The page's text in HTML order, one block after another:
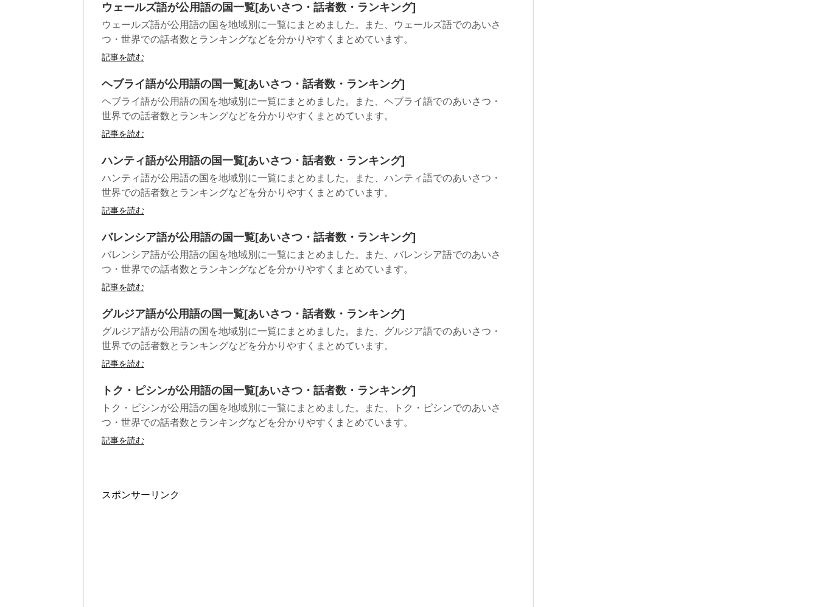
ウェールズ語が公用語の国一覧[あいさつ・話者数・ランキング]
ウェールズ語が公用語の国を地域別に一覧にまとめました。また、ウェールズ語でのあいさ
つ・世界での話者数とランキングなどを分かりやすくまとめています。
記事を読む
ヘブライ語が公用語の国一覧[あいさつ・話者数・ランキング]
ヘブライ語が公用語の国を地域別に一覧にまとめました。また、ヘブライ語でのあいさつ・
世界での話者数とランキングなどを分かりやすくまとめています。
記事を読む
ハンティ語が公用語の国一覧[あいさつ・話者数・ランキング]
ハンティ語が公用語の国を地域別に一覧にまとめました。また、ハンティ語でのあいさつ・
世界での話者数とランキングなどを分かりやすくまとめています。
記事を読む
バレンシア語が公用語の国一覧[あいさつ・話者数・ランキング]
バレンシア語が公用語の国を地域別に一覧にまとめました。また、バレンシア語でのあいさ
つ・世界での話者数とランキングなどを分かりやすくまとめています。
記事を読む
グルジア語が公用語の国一覧[あいさつ・話者数・ランキング]
グルジア語が公用語の国を地域別に一覧にまとめました。また、グルジア語でのあいさつ・
世界での話者数とランキングなどを分かりやすくまとめています。
記事を読む
トク・ピシンが公用語の国一覧[あいさつ・話者数・ランキング]
トク・ピシンが公用語の国を地域別に一覧にまとめました。また、トク・ピシンでのあいさ
つ・世界での話者数とランキングなどを分かりやすくまとめています。
記事を読む
スポンサーリンク